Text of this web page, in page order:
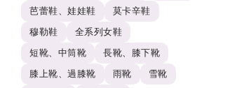
芭蕾鞋、娃娃鞋
莫卡辛鞋
穆勒鞋
全系列女鞋
短靴、中筒靴
長靴、膝下靴
膝上靴、過膝靴
雨靴
雪靴